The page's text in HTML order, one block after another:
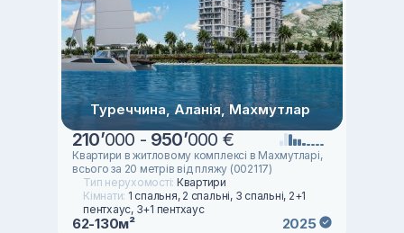
Туреччина, Аланія, Махмутлар
210’000 - 950’000 €
Квартири в житловому комплексі в Махмутларі,
всього за 20 метрів від пляжу (002117)
Тип нерухомості: Квартири
Кімнати: 1 спальня, 2 спальні, 3 спальні, 2+1
пентхаус, 3+1 пентхаус
62-130м² 2025